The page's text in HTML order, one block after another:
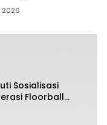
2026
Sosialisasi
Floorball